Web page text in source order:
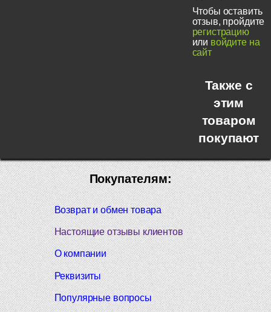
Чтобы оставить
отзыв, пройдите
регистрацию
или войдите на
сайт
Также с
этим
товаром
покупают
Покупателям:
Возврат и обмен товара
Настоящие отзывы клиентов
О компании
Реквизиты
Популярные вопросы